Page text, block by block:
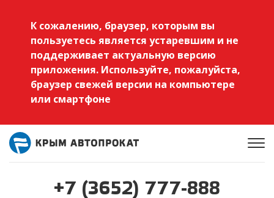
К сожалению, браузер, которым вы
пользуетесь является устаревшим и не
поддерживает актуальную версию
приложения. Используйте, пожалуйста,
браузер свежей версии на компьютере
или смартфоне
+7 (3652) 777-888